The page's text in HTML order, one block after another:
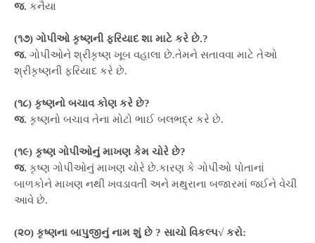
જ. કનૈયા
(૧૭) ગોપીઓ કૃષ્ણની ફરિયાદ શા માટે કરે છે.?
જ. ગોપીઓને શ્રીકૃષ્ણ ખૂબ વહાલા છે.તેમને સતાવવા માટે તેઓ
શ્રીકૃષ્ણની ફરિયાદ કરે છે.
(૧૮) કૃષ્ણનો બચાવ કોણ કરે છે?
જ. કૃષ્ણનો બચાવ તેના મોટો ભાઈ બલભદ્ર કરે છે.
(૧૯) કૃષ્ણ ગોપીઓનું માખણ કેમ ચોરે છે?
જ. કૃષ્ણ ગોપીઓનું માખણ ચોરે છે.કારણ કે ગોપીઓ પોતાનાં
બાળકોને માખણ નથી ખવડાવતી અને મથુરાના બજારમાં જઈને વેચી
આવે છે.
(૨૦) કૃષ્ણના બાપુજીનું નામ શું છે ? સાચો વિકલ્પ√ કરો: